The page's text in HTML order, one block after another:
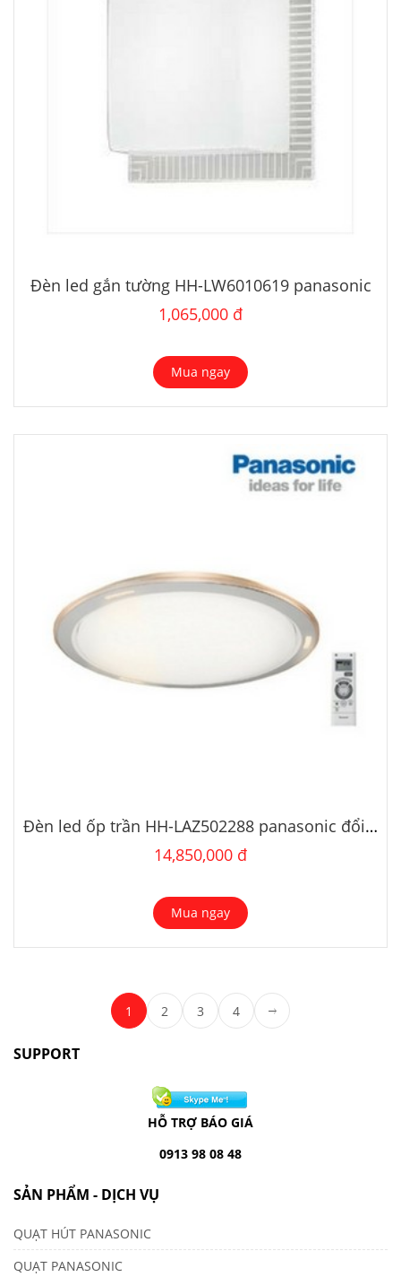
Đèn led gắn tường HH-LW6010619 panasonic
1,065,000 đ
Mua ngay
Đèn led ốp trần HH-LAZ502288 panasonic đổi màu
14,850,000 đ
Mua ngay
1 2 3 4
SUPPORT
HỖ TRỢ BÁO GIÁ
0913 98 08 48
SẢN PHẨM - DỊCH VỤ
QUẠT HÚT PANASONIC
QUẠT PANASONIC